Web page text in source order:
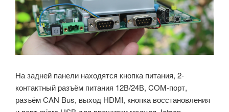
На задней панели находятся кнопка питания, 2-
контактный разъём питания 12В/24В, COM-порт,
разъём CAN Bus, выход HDMI, кнопка восстановления